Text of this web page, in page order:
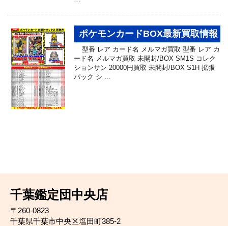
ポケモンカードBOX最新買取情報
型番 レア カード名 メルマガ買取 型番 レア カ
ード名 メルマガ買取 未開封/BOX SM1S コレク
ションサン 20000円買取 未開封/BOX S1H 拡張
パック シ …
千葉鑑定団中央店
〒260-0823
千葉県千葉市中央区塩田町385-2